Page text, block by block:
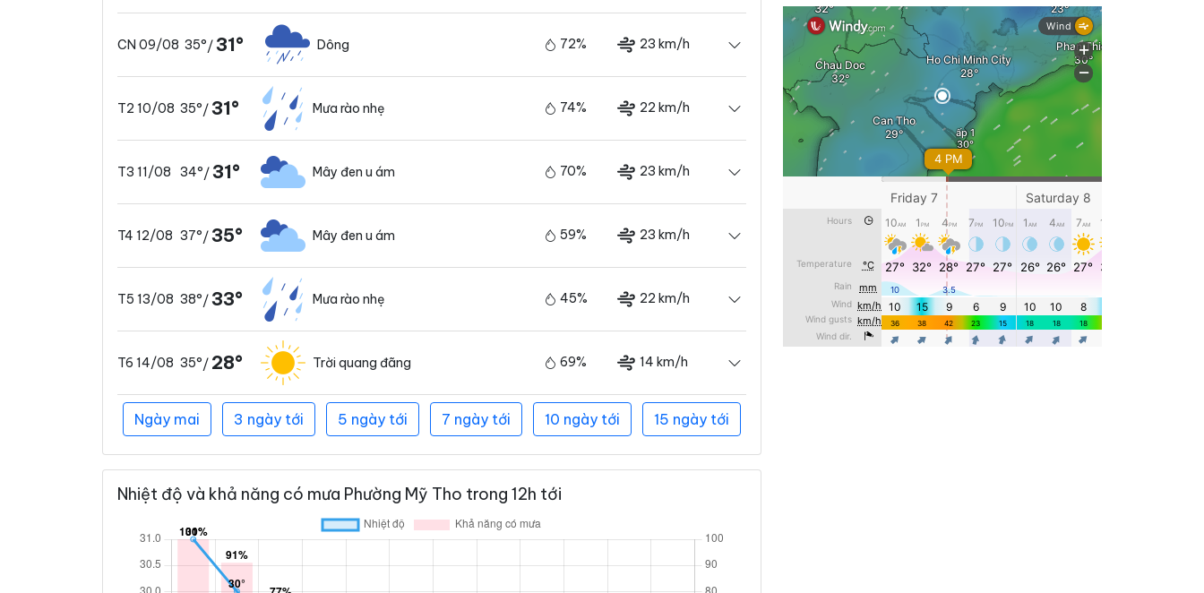
CN 09/08 35°/31° Dông 72% 23 km/h
T2 10/08 35°/31° Mưa rào nhẹ 74% 22 km/h
T3 11/08 34°/31° Mây đen u ám 70% 23 km/h
T4 12/08 37°/35° Mây đen u ám 59% 23 km/h
T5 13/08 38°/33° Mưa rào nhẹ 45% 22 km/h
T6 14/08 35°/ 28° Trời quang đãng 69% 14 km/h
Ngày mai 3 ngày tới 5 ngày tới 7 ngày tới 10 ngày tới 15 ngày tới
Nhiệt độ và khả năng có mưa Phường Mỹ Tho trong 12h tới